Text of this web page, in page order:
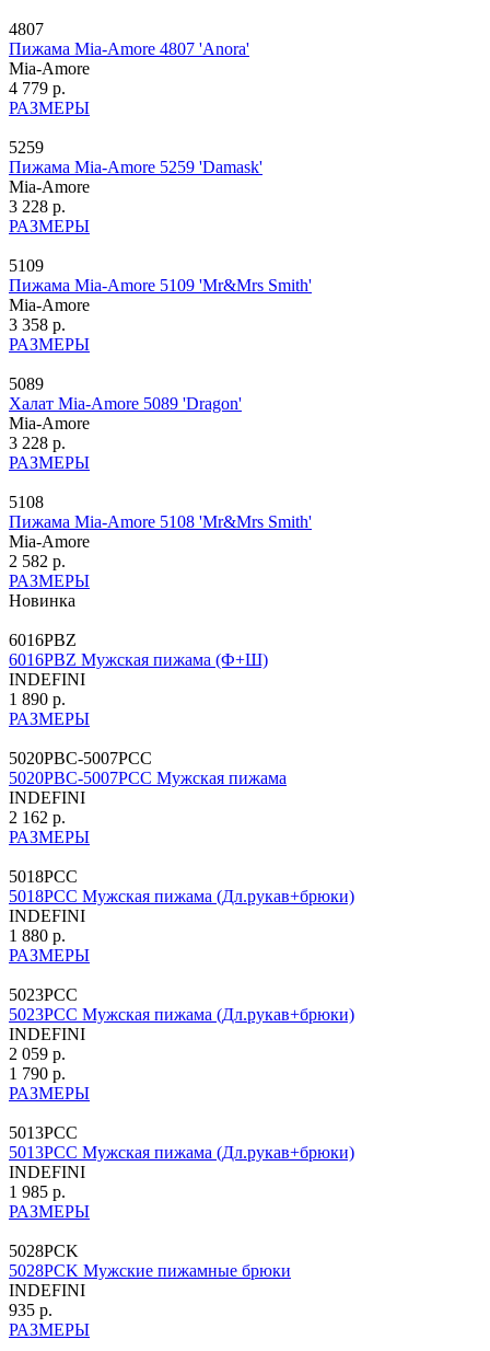
4807
Пижама Mia-Amore 4807 'Anora'
Mia-Amore
4 779 р.
РАЗМЕРЫ
5259
Пижама Mia-Amore 5259 'Damask'
Mia-Amore
3 228 р.
РАЗМЕРЫ
5109
Пижама Mia-Amore 5109 'Mr&Mrs Smith'
Mia-Amore
3 358 р.
РАЗМЕРЫ
5089
Халат Mia-Amore 5089 'Dragon'
Mia-Amore
3 228 р.
РАЗМЕРЫ
5108
Пижама Mia-Amore 5108 'Mr&Mrs Smith'
Mia-Amore
2 582 р.
РАЗМЕРЫ
Новинка
6016PBZ
6016PBZ Мужская пижама (Ф+Ш)
INDEFINI
1 890 р.
РАЗМЕРЫ
5020PBC-5007PCC
5020PBC-5007PCC Мужская пижама
INDEFINI
2 162 р.
РАЗМЕРЫ
5018PCC
5018PCC Мужская пижама (Дл.рукав+брюки)
INDEFINI
1 880 р.
РАЗМЕРЫ
5023PCC
5023PCC Мужская пижама (Дл.рукав+брюки)
INDEFINI
2 059 р.
1 790 р.
РАЗМЕРЫ
5013PCC
5013PCC Мужская пижама (Дл.рукав+брюки)
INDEFINI
1 985 р.
РАЗМЕРЫ
5028PCK
5028PCK Мужские пижамные брюки
INDEFINI
935 р.
РАЗМЕРЫ